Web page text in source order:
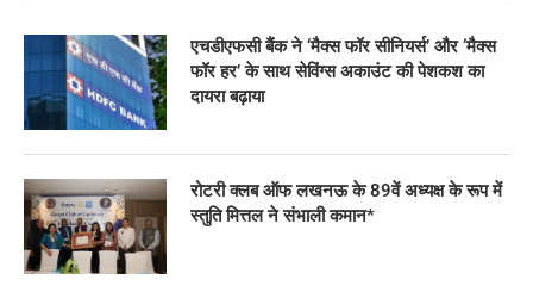
एचडीएफसी बैंक ने ‘मैक्स फॉर सीनियर्स’ और ‘मैक्स
फॉर हर’ के साथ सेविंग्स अकाउंट की पेशकश का
दायरा बढ़ाया
रोटरी क्लब ऑफ लखनऊ के 89वें अध्यक्ष के रूप में
स्तुति मित्तल ने संभाली कमान*